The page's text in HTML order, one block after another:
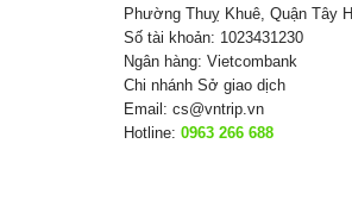
Phường Thuỵ Khuê, Quận Tây
Số tài khoản: 1023431230
Ngân hàng: Vietcombank
Chi nhánh Sở giao dịch
Email: cs@vntrip.vn
Hotline: 0963 266 688